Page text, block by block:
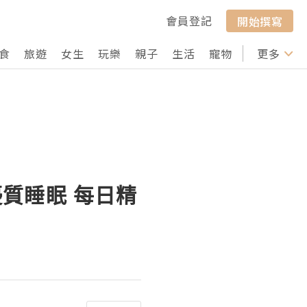
會員登記
開始撰寫
旅遊 女生 玩樂 親子 生活 寵物 行山 打卡
更多
睡眠 每日精